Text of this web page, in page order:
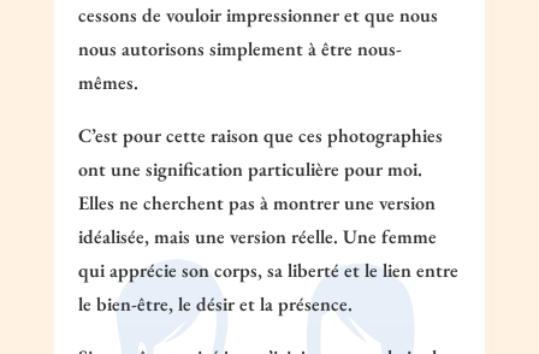
cessons de vouloir impressionner et que nous
nous autorisons simplement à être nous-
mêmes.
C’est pour cette raison que ces photographies
ont une signification particulière pour moi.
Elles ne cherchent pas à montrer une version
idéalisée, mais une version réelle. Une femme
qui apprécie son corps, sa liberté et le lien entre
le bien-être, le désir et la présence.